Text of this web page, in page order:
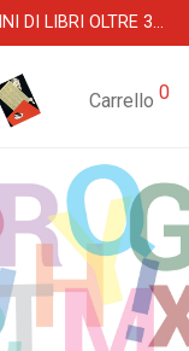
SPEDIZIONI GRATUITE IN ITALIA PER ORDINI DI LIBRI OLTRE 39 €
Carrello 0